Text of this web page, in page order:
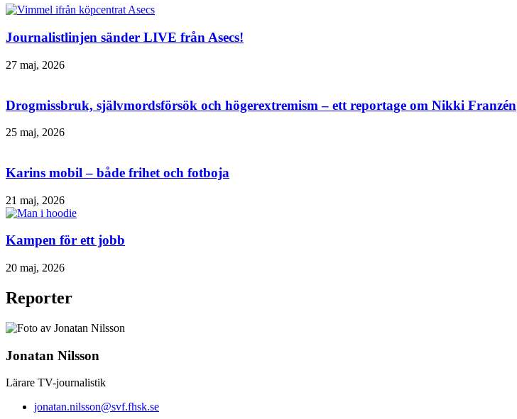
Journalistlinjen sänder LIVE från Asecs!
27 maj, 2026
Drogmissbruk, självmordsförsök och högerextremism – ett reportage om Nikki Franzén
25 maj, 2026
Karins mobil – både frihet och fotboja
21 maj, 2026
Kampen för ett jobb
20 maj, 2026
Reporter
Jonatan Nilsson
Lärare TV-journalistik
jonatan.nilsson@svf.fhsk.se